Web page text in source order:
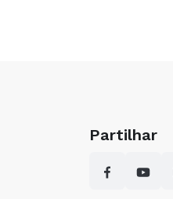
Partilhar